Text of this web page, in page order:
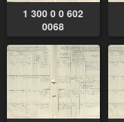
1 300 0 0 602
0068